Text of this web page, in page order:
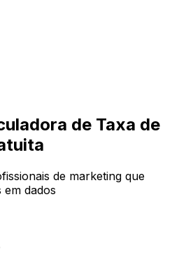
de Taxa de
de marketing que
em dados